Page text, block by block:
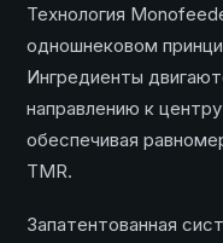
Технология
одношнековом
Ингредиенты
направлению к
обеспечивая
TMR.
Запатентованная